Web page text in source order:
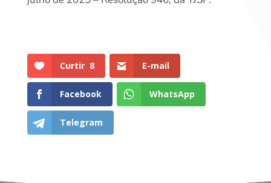
Curtir 8 E-mail
Facebook WhatsApp
Telegram